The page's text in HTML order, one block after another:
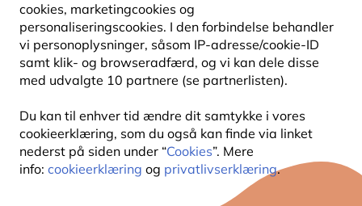
cookies, marketingcookies og
personaliseringscookies. I den forbindelse behandler
vi personoplysninger, såsom IP-adresse/cookie-ID
samt klik- og browseradfærd, og vi kan dele disse
med udvalgte 10 partnere (se partnerlisten).
Du kan til enhver tid ændre dit samtykke i vores
cookieerklæring, som du også kan finde via linket
nederst på siden under “Cookies”. Mere
info: cookieerklæring og privatlivserklæring.
Velkommen til vores spændende fugleunivers!
Længes du efter naturen og mere liv i din have? Vi
giver dig mulighed for at forvandle din have til et
livligt, pulserende levested for dine fjerede venner.
produkter: vores spritnye foderhuse er ankommet.
Vores nye fuglefoderhuse er ikke kun flotte og
yderst dekorative, de er også af høj kvalitet og har
et funktionelt design. Med vores nye designs er der